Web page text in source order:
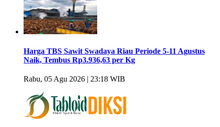
Harga TBS Sawit Swadaya Riau Periode 5-11 Agustus
Naik, Tembus Rp3.936,63 per Kg
Rabu, 05 Agu 2026 | 23:18 WIB